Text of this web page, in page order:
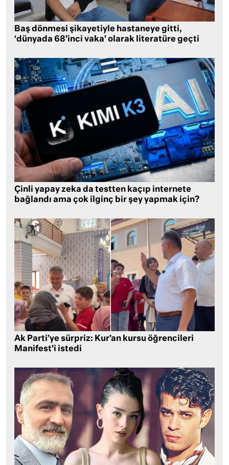
Baş dönmesi şikayetiyle hastaneye gitti,
‘dünyada 68’inci vaka’ olarak literatüre geçti
Çinli yapay zeka da testten kaçıp internete
bağlandı ama çok ilginç bir şey yapmak için?
Ak Parti’ye sürpriz: Kur’an kursu öğrencileri
Manifest’i istedi